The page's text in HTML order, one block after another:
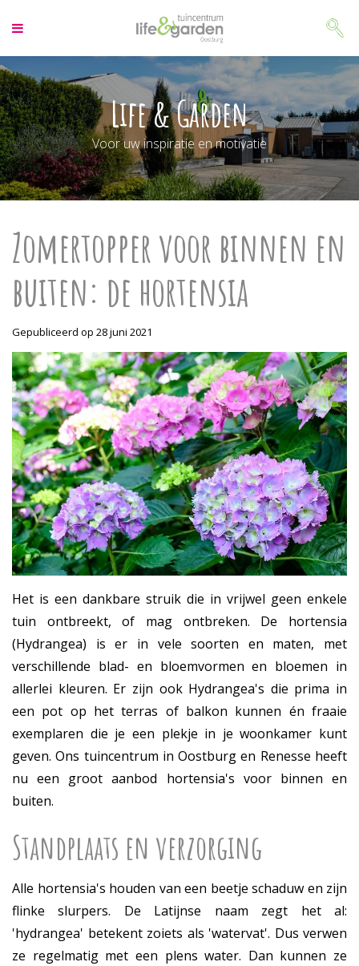
a
a
r
c
o
n
t
e
n
Life & Garden
Voor uw inspiratie en motivatie
Zomertopper voor binnen en
buiten: de hortensia
Gepubliceerd op 28 juni 2021
Het is een dankbare struik die in vrijwel geen enkele
tuin ontbreekt, of mag ontbreken. De hortensia
(Hydrangea) is er in vele soorten en maten, met
verschillende blad- en bloemvormen en bloemen in
allerlei kleuren. Er zijn ook Hydrangea's die prima in
een pot op het terras of balkon kunnen én fraaie
exemplaren die je een plekje in je woonkamer kunt
geven. Ons tuincentrum in Oostburg en Renesse heeft
nu een groot aanbod hortensia's voor binnen en
buiten.
Standplaats en verzorging
Alle hortensia's houden van een beetje schaduw en zijn
flinke slurpers. De Latijnse naam zegt het al:
'hydrangea' betekent zoiets als 'watervat'. Dus verwen
ze regelmatig met een plens water. Dan kunnen ze